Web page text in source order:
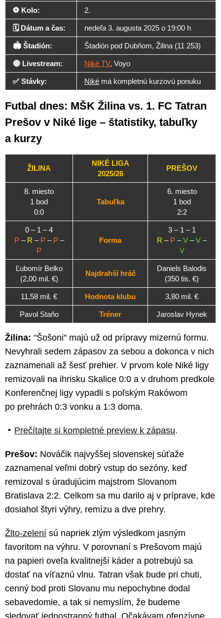
⚽ Kolo: 2.
🗓️ Dátum a čas: nedeľa 3. augusta 2025 o 19:00 h
🏟️ Štadión: Štadión pod Dubňom, Žilina (11 253)
🔴 Livestream: Niké TV, Voyo
✅ Stávky: Niké má kompletnú kurzovú ponuku
Futbal dnes: MŠK Žilina vs. 1. FC Tatran
Prešov v Niké lige – štatistiky, tabuľky
a kurzy
ŽILINA
NIKÉ LIGA
2025/26
PREŠOV
8. miesto
1 bod
0:0
Tabuľka
6. miesto
1 bod
2:2
0 – 1 – 4
P– R – P– P–
P
Forma
3 – 1 – 1
R – P –V –V –
V
Ľubomír Belko
(2,00 mil. €)
Najdrahší hráč
Daniels Balodis
(350 tis. €)
11,58 mil. € Hodnota klubu 3,80 mil. €
Pavol Staňo Tréner Jaroslav Hynek
Žilina: "Šošoni" majú už od prípravy mizernú formu.
Nevyhrali sedem zápasov za sebou a dokonca v nich
zaznamenali až šesť prehier. V prvom kole Niké ligy
remizovali na ihrisku Skalice 0:0 a v druhom predkole
Konferenčnej ligy vypadli s poľským Rakówom
po prehrách 0:3 vonku a 1:3 doma.
Prečítajte si kompletné preview k zápasu.
Prešov: Nováčik najvyššej slovenskej súťaže
zaznamenal veľmi dobrý vstup do sezóny, keď
remizoval s úradujúcim majstrom Slovanom
Bratislava 2:2. Celkom sa mu darilo aj v príprave, kde
dosiahol štyri výhry, remízu a dve prehry.
Žlto-zelení sú napriek zlým výsledkom jasným
favoritom na výhru. V porovnaní s Prešovom majú
na papieri oveľa kvalitnejší káder a potrebujú sa
dostať na víťaznú vlnu. Tatran však bude pri chuti,
cenný bod proti Slovanu mu nepochybne dodal
sebavedomie, a tak si nemyslím, že budeme